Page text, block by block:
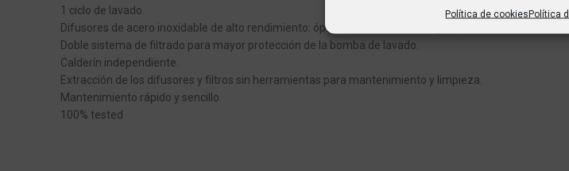
Política de cookiesPolítica
1 ciclo de lavado.
Difusores de acero inoxidable de alto rendimiento: óptima distribución del agua para un resultado de
Doble sistema de filtrado para mayor protección de la bomba de lavado.
Calderín independiente.
Extracción de los difusores y filtros sin herramientas para mantenimiento y limpieza.
Mantenimiento rápido y sencillo.
100% tested